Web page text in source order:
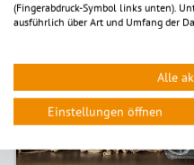
(Fingerabdruck-Symbol links unten).
ausführlich über Art und Umfang der
Alle
Einstellungen öffnen